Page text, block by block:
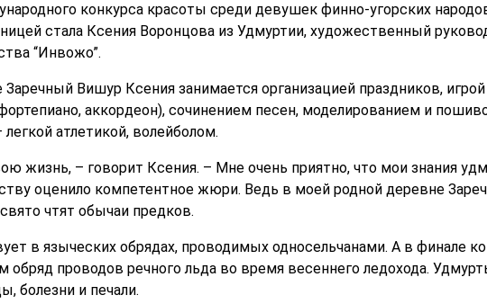
конкурса красоты среди девушек финно-угорских
стала Ксения Воронцова из Удмуртии, художественный
“Инвожо”.
Вишур Ксения занимается организацией праздников,
аккордеон), сочинением песен, моделированием и
атлетикой, волейболом.
жизнь, – говорит Ксения. – Мне очень приятно, что мои знания
оценило компетентное жюри. Ведь в моей родной деревне
чтят обычаи предков.
в языческих обрядах, проводимых односельчанами. А в финале
обряд проводов речного льда во время весеннего ледохода.
болезни и печали.